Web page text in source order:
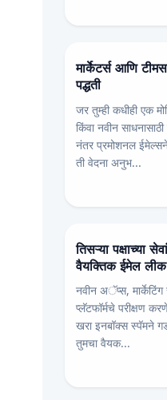
मार्केटर्स आणि
पद्धती
जर तुम्ही कधीही एक
किंवा नवीन
नंतर प्रमोशनल
ती वेदना अनुभ...
तिसऱ्या पक्षाच्या
वैयक्तिक ईमेल लीक
नवीन अॅप्स,
प्लॅटफॉर्मचे परीक्षण
खरा इनबॉक्स स्पॅमने
तुमचा वैयक...